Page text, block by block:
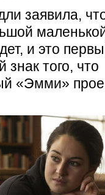
заявила,
и это
знак того, что
«Эмми»